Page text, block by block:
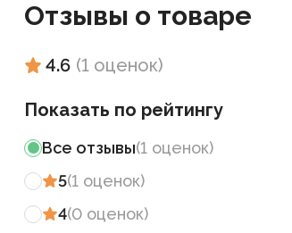
Отзывы о товаре
4.6 (1 оценок)
Показать по рейтингу
Все отзывы(1 оценок)
5(1 оценок)
4(0 оценок)